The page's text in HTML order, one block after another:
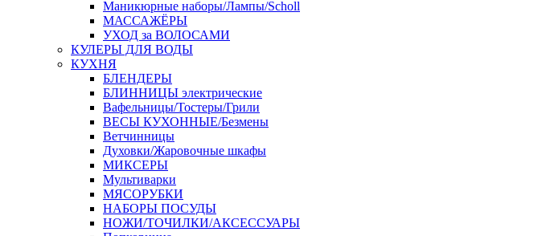
Маникюрные наборы/Лампы/Scholl
МАССАЖЁРЫ
УХОД за ВОЛОСАМИ
КУЛЕРЫ ДЛЯ ВОДЫ
КУХНЯ
БЛЕНДЕРЫ
БЛИННИЦЫ электрические
Вафельницы/Тостеры/Грили
ВЕСЫ КУХОННЫЕ/Безмены
Ветчинницы
Духовки/Жаровочные шкафы
МИКСЕРЫ
Мультиварки
МЯСОРУБКИ
НАБОРЫ ПОСУДЫ
НОЖИ/ТОЧИЛКИ/АКСЕССУАРЫ